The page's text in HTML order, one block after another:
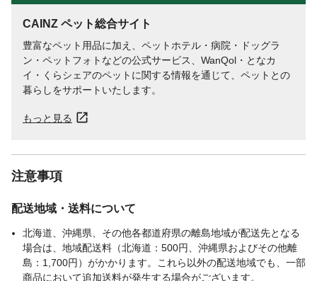
CAINZ ペット総合サイト
豊富なペット用品に加え、ペットホテル・病院・ドッグラ
ン・ペットフォトなどの公式サービス、WanQol・となカ
イ・くらシェアのペットに関する情報を通じて、ペットとの
暮らしをサポートいたします。
もっと見る
注意事項
配送地域・送料について
北海道、沖縄県、その他各都道府県の離島地域が配送先となる
場合は、地域配送料（北海道：500円、沖縄県およびその他離
島：1,700円）がかかります。これら以外の配送地域でも、一部
商品において追加送料が発生する場合がございます。